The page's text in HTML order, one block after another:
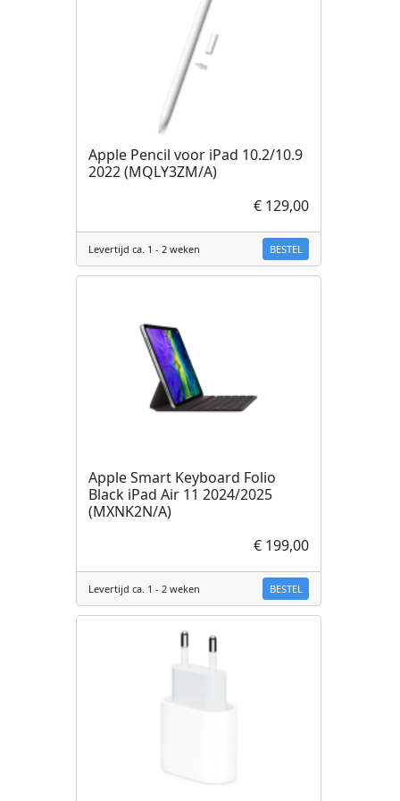
Apple Pencil voor iPad 10.2/10.9
2022 (MQLY3ZM/A)
€ 129,00
Levertijd ca. 1 - 2 weken BESTEL
Apple Smart Keyboard Folio
Black iPad Air 11 2024/2025
(MXNK2N/A)
€ 199,00
Levertijd ca. 1 - 2 weken BESTEL